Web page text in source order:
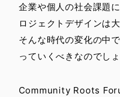
企業や個人の社会課題
ロジェクトデザインは
そんな時代の変化の中
っていくべきなのでし
Community Roots